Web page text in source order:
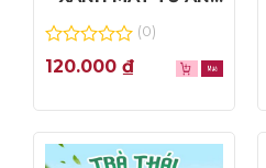
NHÌN ĐẦU TIÊN
0
out
5
(0)
120.000 ₫